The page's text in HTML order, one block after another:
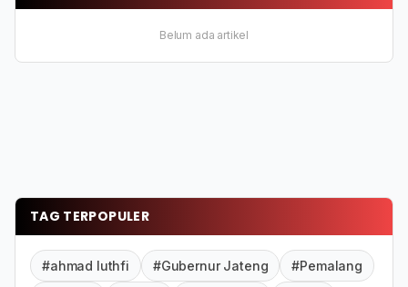
Belum ada artikel
TAG TERPOPULER
#ahmad luthfi #Gubernur Jateng #Pemalang